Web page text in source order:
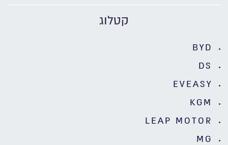
קטלוג
BYD
DS
EVEASY
KGM
LEAP MOTOR
MG